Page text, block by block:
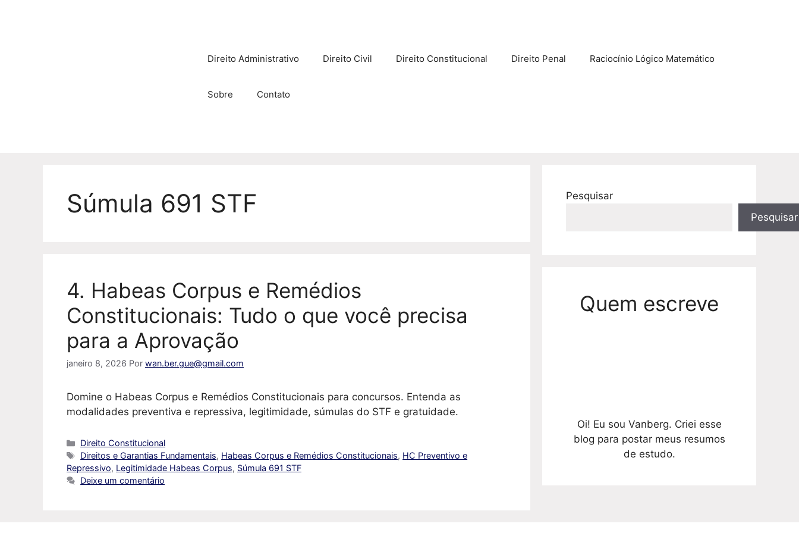
Direito Administrativo Direito Civil Direito Constitucional Direito Penal Raciocínio Lógico Matemático
Sobre Contato
Súmula 691 STF
4. Habeas Corpus e Remédios
Constitucionais: Tudo o que você precisa
para a Aprovação
janeiro 8, 2026 Por wan.ber.gue@gmail.com
Domine o Habeas Corpus e Remédios Constitucionais para concursos. Entenda as
modalidades preventiva e repressiva, legitimidade, súmulas do STF e gratuidade.
Categorias
Direito Constitucional
Tags
Direitos e Garantias Fundamentais, Habeas Corpus e Remédios Constitucionais, HC Preventivo e
Repressivo, Legitimidade Habeas Corpus, Súmula 691 STF
Deixe um comentário
Pesquisar
Pesquisar
Quem escreve
Oi! Eu sou Vanberg. Criei esse
blog para postar meus resumos
de estudo.